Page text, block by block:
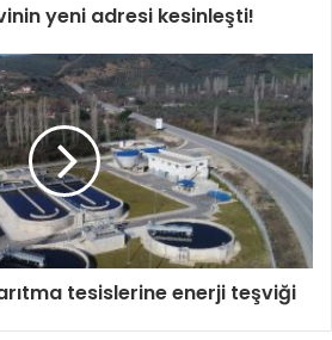
yeni adresi kesinleşti!
tesislerine enerji teşviği